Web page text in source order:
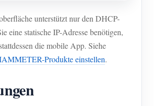
unterstützt nur den DHCP-
eine statische IP-Adresse benötigen,
die mobile App. Siehe
Produkte einstellen.